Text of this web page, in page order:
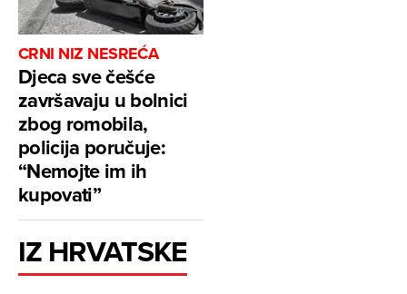
CRNI NIZ NESREĆA
Djeca sve češće
završavaju u bolnici
zbog romobila,
policija poručuje:
“Nemojte im ih
kupovati”
IZ HRVATSKE